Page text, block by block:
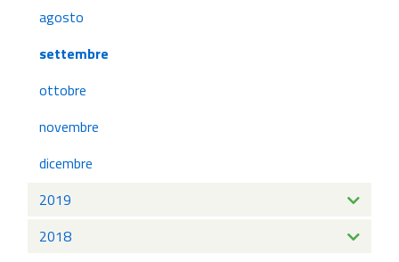
agosto
settembre
ottobre
novembre
dicembre
2019
2018